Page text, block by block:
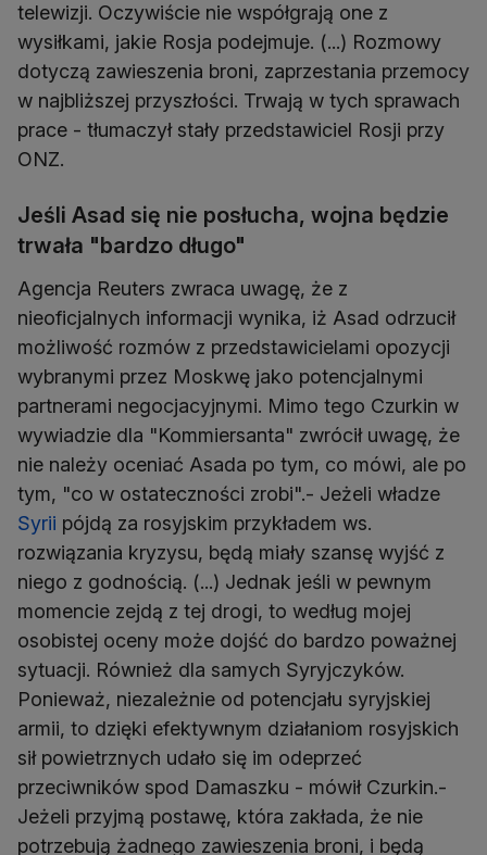
telewizji. Oczywiście nie współgrają one z
wysiłkami, jakie Rosja podejmuje. (...) Rozmowy
dotyczą zawieszenia broni, zaprzestania przemocy
w najbliższej przyszłości. Trwają w tych sprawach
prace - tłumaczył stały przedstawiciel Rosji przy
ONZ.
Jeśli Asad się nie posłucha, wojna będzie
trwała "bardzo długo"
Agencja Reuters zwraca uwagę, że z
nieoficjalnych informacji wynika, iż Asad odrzucił
możliwość rozmów z przedstawicielami opozycji
wybranymi przez Moskwę jako potencjalnymi
partnerami negocjacyjnymi. Mimo tego Czurkin w
wywiadzie dla "Kommiersanta" zwrócił uwagę, że
nie należy oceniać Asada po tym, co mówi, ale po
tym, "co w ostateczności zrobi".- Jeżeli władze
Syrii pójdą za rosyjskim przykładem ws.
rozwiązania kryzysu, będą miały szansę wyjść z
niego z godnością. (...) Jednak jeśli w pewnym
momencie zejdą z tej drogi, to według mojej
osobistej oceny może dojść do bardzo poważnej
sytuacji. Również dla samych Syryjczyków.
Ponieważ, niezależnie od potencjału syryjskiej
armii, to dzięki efektywnym działaniom rosyjskich
sił powietrznych udało się im odeprzeć
przeciwników spod Damaszku - mówił Czurkin.-
Jeżeli przyjmą postawę, która zakłada, że nie
potrzebują żadnego zawieszenia broni, i będą